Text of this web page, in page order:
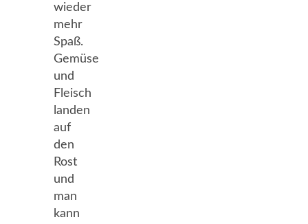
wieder
mehr
Spaß.
Gemüse
und
Fleisch
landen
auf
den
Rost
und
man
kann